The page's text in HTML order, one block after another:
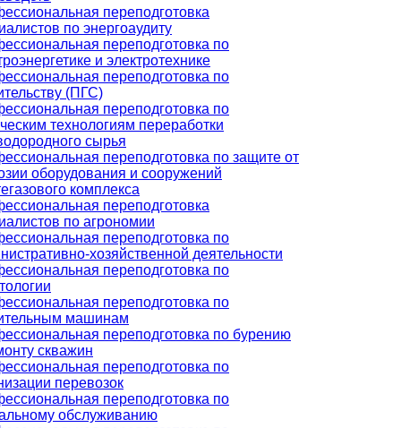
переподготовка
по энергоаудиту
переподготовка по
и электротехнике
переподготовка по
(ПГС)
переподготовка по
технологиям переработки
сырья
переподготовка по защите от
оборудования и сооружений
комплекса
переподготовка
по агрономии
переподготовка по
хозяйственной деятельности
переподготовка по
переподготовка по
машинам
переподготовка по бурению
скважин
переподготовка по
перевозок
переподготовка по
обслуживанию